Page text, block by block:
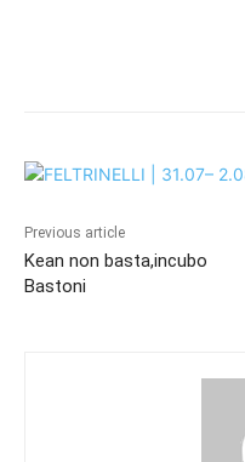
Previous article
Kean non basta,incubo
Bastoni